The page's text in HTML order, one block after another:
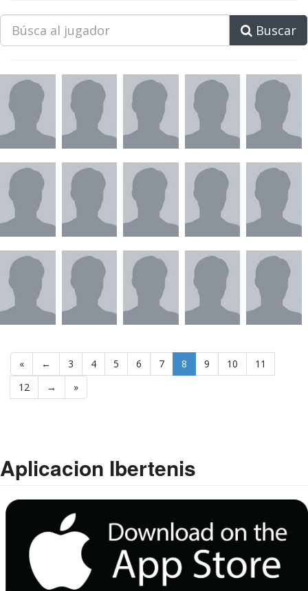
Buscar
« ← 3 4 5 6 7 8 9 10
11
12
→ »
Aplicacion Ibertenis